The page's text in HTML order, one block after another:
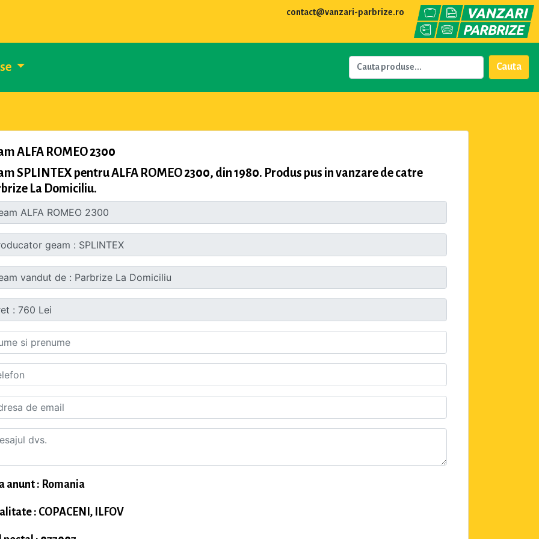
contact@vanzari-parbrize.ro
Cauta
ALFA ROMEO 2300
SPLINTEX pentru ALFA ROMEO 2300, din 1980. Produs pus in vanzare de catre
La Domiciliu.
anunt : Romania
: COPACENI, ILFOV